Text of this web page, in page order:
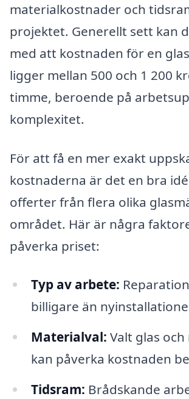
materialkostnader och
projektet. Generellt sett kan
med att kostnaden för en
ligger mellan 500 och 1 200
timme, beroende på
komplexitet.
För att få en mer exakt
kostnaderna är det en bra
offerter från flera olika
området. Här är några
påverka priset:
Typ av arbete:
billigare än
Materialval: Valt glas
kan påverka kostnaden
Tidsram: Brådskande